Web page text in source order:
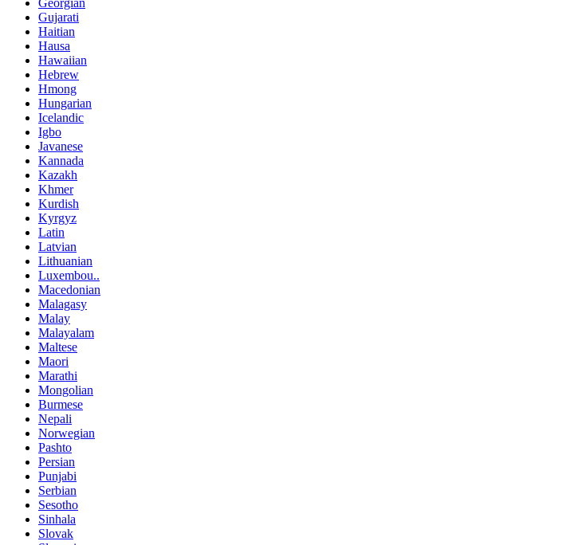
Gujarati
Haitian
Hausa
Hawaiian
Hebrew
Hmong
Hungarian
Icelandic
Igbo
Javanese
Kannada
Kazakh
Khmer
Kurdish
Kyrgyz
Latin
Latvian
Lithuanian
Luxembou..
Macedonian
Malagasy
Malay
Malayalam
Maltese
Maori
Marathi
Mongolian
Burmese
Nepali
Norwegian
Pashto
Persian
Punjabi
Serbian
Sesotho
Sinhala
Slovak